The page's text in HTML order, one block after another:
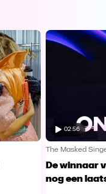
02:56
The Masked
De winnaar
nog een